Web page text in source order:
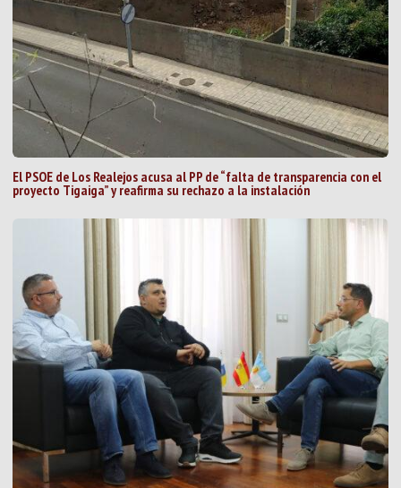
El PSOE de Los Realejos acusa al PP de “falta de transparencia con el
proyecto Tigaiga” y reafirma su rechazo a la instalación